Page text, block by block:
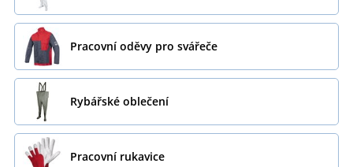
Pracovní oděvy pro svářeče
Rybářské oblečení
Pracovní rukavice